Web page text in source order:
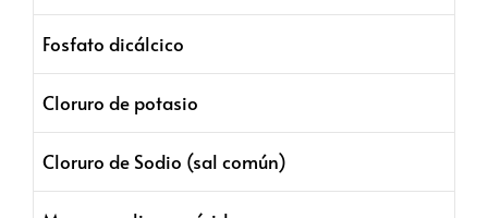
Fosfato dicálcico
Cloruro de potasio
Cloruro de Sodio (sal común)